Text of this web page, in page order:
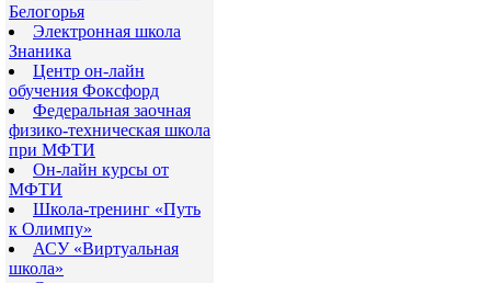
Белогорья
Электронная школа
Знаника
Центр он-лайн
обучения Фоксфорд
Федеральная заочная
физико-техническая школа
при МФТИ
Он-лайн курсы от
МФТИ
Школа-тренинг «Путь
к Олимпу»
АСУ «Виртуальная
школа»